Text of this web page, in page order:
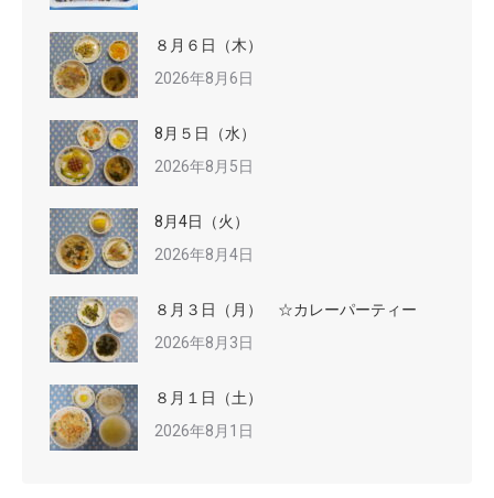
８月６日（木）
2026年8月6日
8月５日（水）
2026年8月5日
8月4日（火）
2026年8月4日
８月３日（月） ☆カレーパーティー
2026年8月3日
８月１日（土）
2026年8月1日